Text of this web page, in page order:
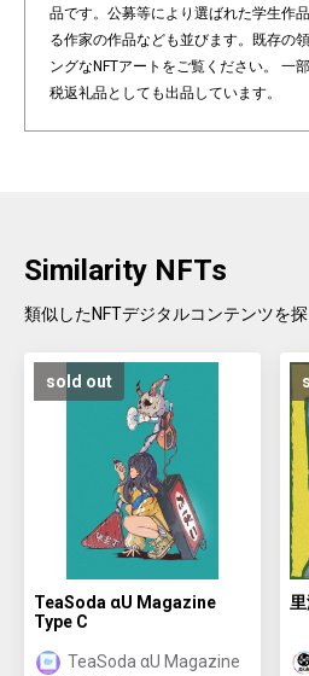
品です。公募等により選ばれた学生作
る作家の作品なども並びます。既存の
ングなNFTアートをご覧ください。 一
税返礼品としても出品しています。
Similarity NFTs
類似したNFTデジタルコンテンツを
sold out
TeaSoda αU Magazine
Type C
TeaSoda αU Magazine